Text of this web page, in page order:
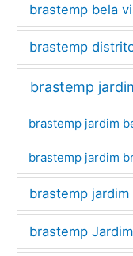
brastemp bela
brastemp
brastemp
brastemp jardim
brastemp jardim
brastemp
brastemp